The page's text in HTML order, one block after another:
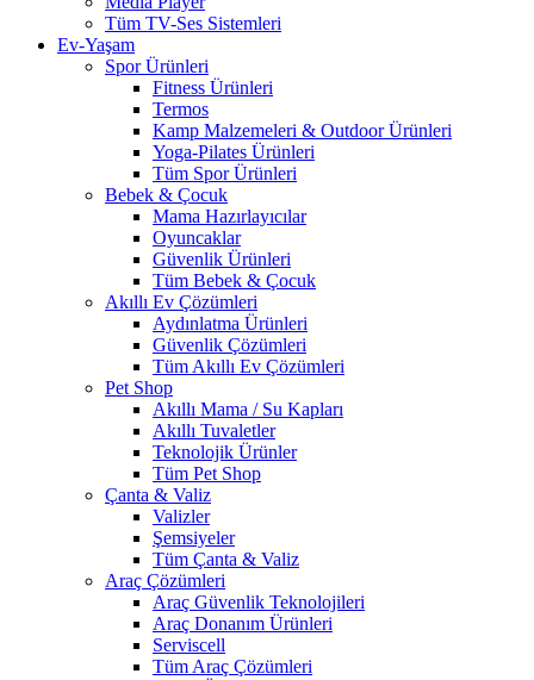
Tüm TV-Ses Sistemleri
Ev-Yaşam
Spor Ürünleri
Fitness Ürünleri
Termos
Kamp Malzemeleri & Outdoor Ürünleri
Yoga-Pilates Ürünleri
Tüm Spor Ürünleri
Bebek & Çocuk
Mama Hazırlayıcılar
Oyuncaklar
Güvenlik Ürünleri
Tüm Bebek & Çocuk
Akıllı Ev Çözümleri
Aydınlatma Ürünleri
Güvenlik Çözümleri
Tüm Akıllı Ev Çözümleri
Pet Shop
Akıllı Mama / Su Kapları
Akıllı Tuvaletler
Teknolojik Ürünler
Tüm Pet Shop
Çanta & Valiz
Valizler
Şemsiyeler
Tüm Çanta & Valiz
Araç Çözümleri
Araç Güvenlik Teknolojileri
Araç Donanım Ürünleri
Serviscell
Tüm Araç Çözümleri